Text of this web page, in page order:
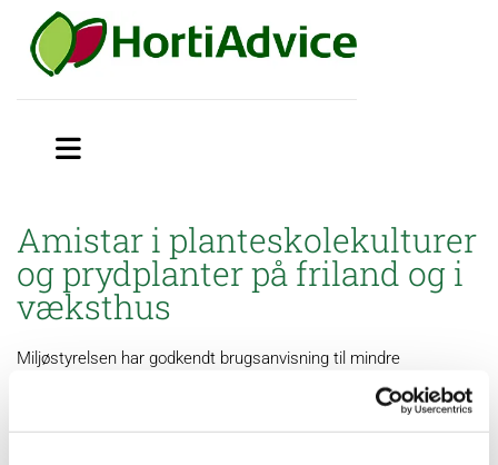
Amistar i planteskolekulturer
og prydplanter på friland og i
væksthus
Miljøstyrelsen har godkendt brugsanvisning til mindre
anvendelse af Amistar (1-172), ATR Azoxystrobin (826-6), LFS
Azoxystrobin (318-52), Zaftra AZT 250 SC (1-244), Mirador (1-
243), Mirador 250 SC (396-41) og Azaka (11-56) mod